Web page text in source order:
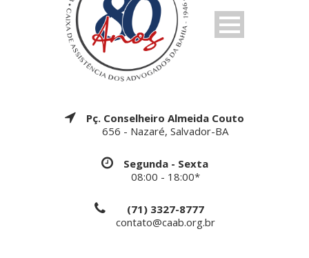
Pç. Conselheiro Almeida Couto
656 - Nazaré, Salvador-BA
Segunda - Sexta
08:00 - 18:00*
(71) 3327-8777
contato@caab.org.br